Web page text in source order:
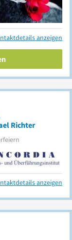
anzeigen
Richter
anzeigen